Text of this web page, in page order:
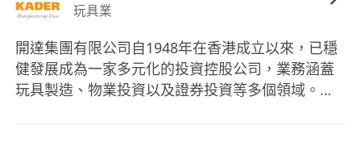
玩具業
開達集團有限公司自1948年在香港成立以來，已穩
健發展成為一家多元化的投資控股公司，業務涵蓋
玩具製造、物業投資以及證券投資等多個領域。其